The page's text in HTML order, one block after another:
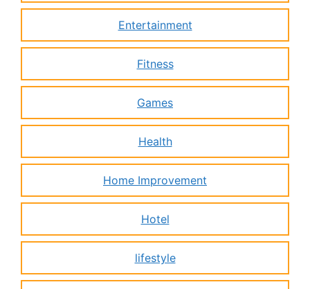
Entertainment
Fitness
Games
Health
Home Improvement
Hotel
lifestyle